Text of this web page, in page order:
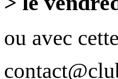
ou avec